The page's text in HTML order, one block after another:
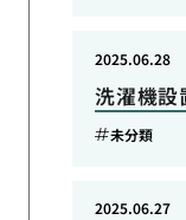
洗濯機設
2025.06.28
未分類
2025.06.27